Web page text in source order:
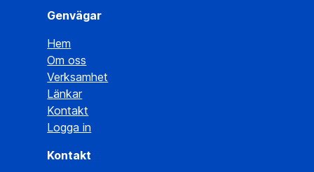
Genvägar
Hem
Om oss
Verksamhet
Länkar
Kontakt
Logga in
Kontakt